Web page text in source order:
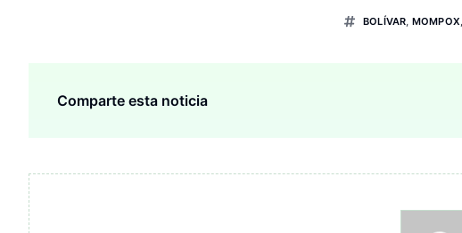
BOLÍVAR MOMPOX
Comparte esta noticia